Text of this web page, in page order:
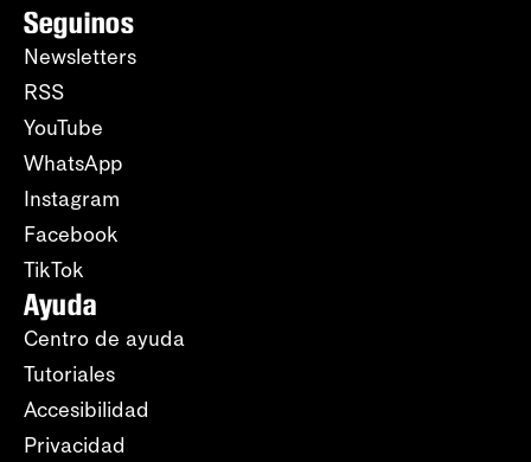
Seguinos
Newsletters
RSS
YouTube
WhatsApp
Instagram
Facebook
TikTok
Ayuda
Centro de ayuda
Tutoriales
Accesibilidad
Privacidad